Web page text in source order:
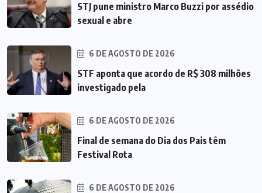
STJ pune ministro Marco Buzzi por assédio
sexual e abre
6 DE AGOSTO DE 2026
STF aponta que acordo de R$ 308 milhões
investigado pela
6 DE AGOSTO DE 2026
Final de semana do Dia dos Pais têm
Festival Rota
6 DE AGOSTO DE 2026